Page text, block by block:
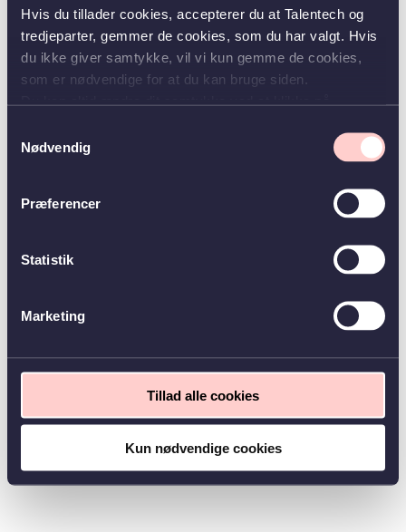
Hvis du tillader cookies, accepterer du at Talentech og
tredjeparter, gemmer de cookies, som du har valgt. Hvis
du ikke giver samtykke, vil vi kun gemme de cookies,
som er nødvendige for at du kan bruge siden.
Nødvendig
Præferencer
Statistik
Marketing
Tillad alle cookies
Kun nødvendige cookies